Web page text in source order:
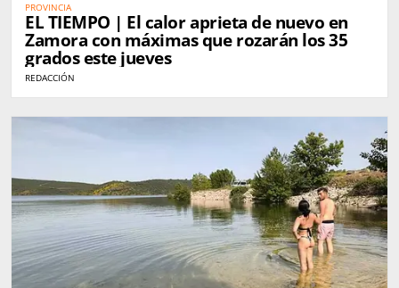
PROVINCIA
EL TIEMPO | El calor aprieta de nuevo en
Zamora con máximas que rozarán los 35
grados este jueves
REDACCIÓN